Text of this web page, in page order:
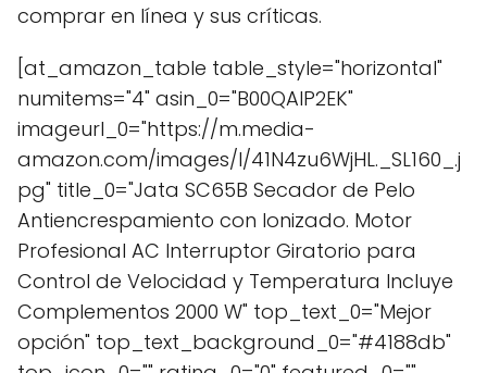
comprar en línea y sus críticas.
[at_amazon_table table_style="horizontal"
numitems="4" asin_0="B00QAIP2EK"
imageurl_0="https://m.media-
amazon.com/images/I/41N4zu6WjHL._SL160_.j
pg" title_0="Jata SC65B Secador de Pelo
Antiencrespamiento con Ionizado. Motor
Profesional AC Interruptor Giratorio para
Control de Velocidad y Temperatura Incluye
Complementos 2000 W" top_text_0="Mejor
opción" top_text_background_0="#4188db"